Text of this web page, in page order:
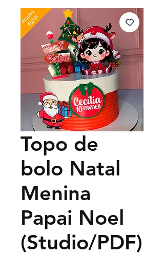
Topo de
bolo Natal
Menina
Papai Noel
(Studio/PDF)